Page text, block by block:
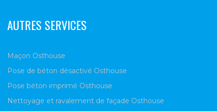
AUTRES SERVICES
Maçon Osthouse
Pose de béton désactivé Osthouse
Pose béton imprimé Osthouse
Nettoyage et ravalement de façade Osthouse